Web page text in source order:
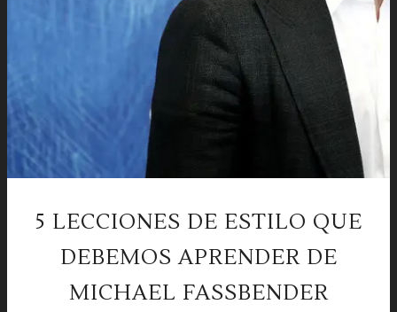
5 LECCIONES DE ESTILO QUE
DEBEMOS APRENDER DE
MICHAEL FASSBENDER